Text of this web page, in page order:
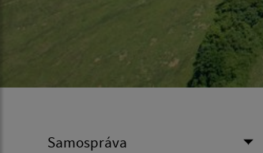
Samospráva